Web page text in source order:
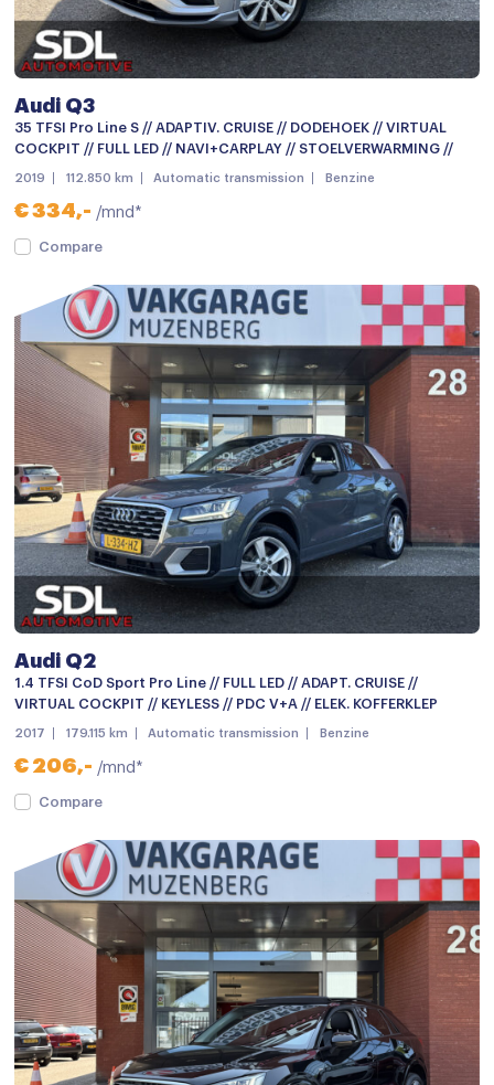
Dimlichten automatisch
Elek. bedienbare achterklep
Elektrisch glazen panorama-dak
Keyless entry
keyless entry
LED achterlichten
LED dagrijverlichting
LED koplampen
Lichtmetalen velgen 18"
Metaalkleur
Mistlampen voor
Open dak
Panoramadak
Parkeersensor achter
parkeersensoren achter
Parkeersensor voor
Parkeersensor voor en achter
Bluetooth telefoonvoorbereiding
Multimedia-voorbereiding
Multimedia systeem
Navigatie
Navigatiesysteem
Navigatiesysteem full map
Audi Q3
35 TFSI Pro Line S // ADAPTIV. CRUISE // DODEHOEK // VIRTUAL
COCKPIT // FULL LED // NAVI+CARPLAY // STOELVERWARMING //
2019 112.850 km Automatic transmission Benzine
€ 334,- /mnd*
Compare
Audi Q2
1.4 TFSI CoD Sport Pro Line // FULL LED // ADAPT. CRUISE //
VIRTUAL COCKPIT // KEYLESS // PDC V+A // ELEK. KOFFERKLEP
2017 179.115 km Automatic transmission Benzine
€ 206,- /mnd*
Compare